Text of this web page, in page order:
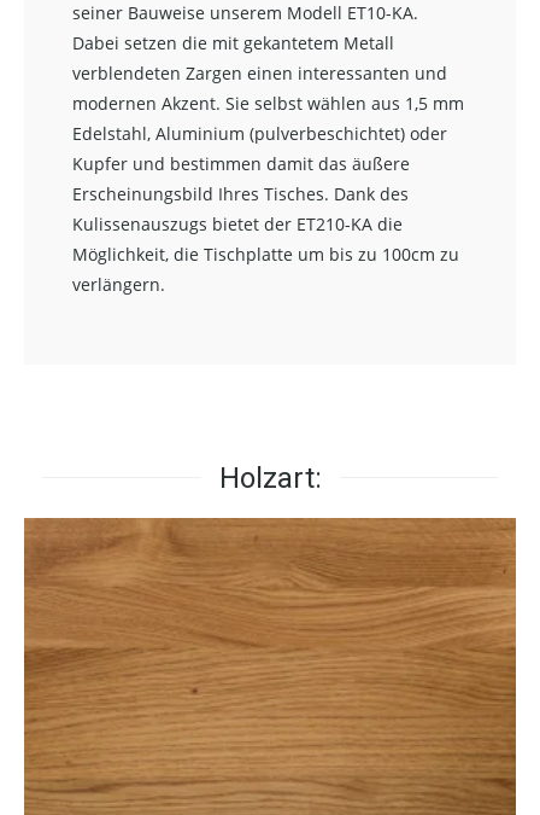
seiner Bauweise unserem Modell ET10-KA.
Dabei setzen die mit gekantetem Metall
verblendeten Zargen einen interessanten und
modernen Akzent. Sie selbst wählen aus 1,5 mm
Edelstahl, Aluminium (pulverbeschichtet) oder
Kupfer und bestimmen damit das äußere
Erscheinungsbild Ihres Tisches. Dank des
Kulissenauszugs bietet der ET210-KA die
Möglichkeit, die Tischplatte um bis zu 100cm zu
verlängern.
Holzart: